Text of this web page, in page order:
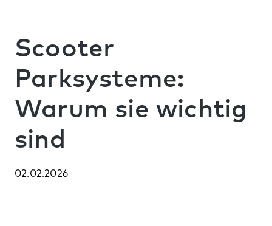
Scooter
Parksysteme:
Warum sie wichtig
sind
02.02.2026